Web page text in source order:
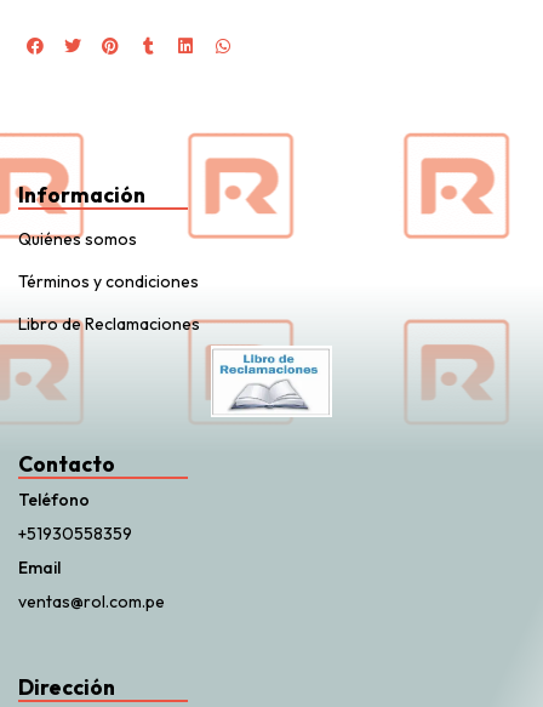
Información
Quiénes somos
Términos y condiciones
Libro de Reclamaciones
Contacto
Teléfono
+51930558359
Email
ventas@rol.com.pe
Dirección